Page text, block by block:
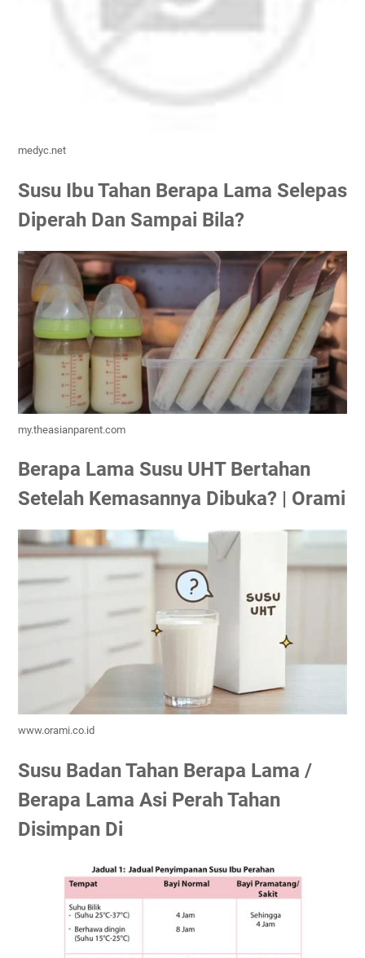
medyc.net
Susu Ibu Tahan Berapa Lama Selepas
Diperah Dan Sampai Bila?
my.theasianparent.com
Berapa Lama Susu UHT Bertahan
Setelah Kemasannya Dibuka? | Orami
www.orami.co.id
Susu Badan Tahan Berapa Lama /
Berapa Lama Asi Perah Tahan
Disimpan Di